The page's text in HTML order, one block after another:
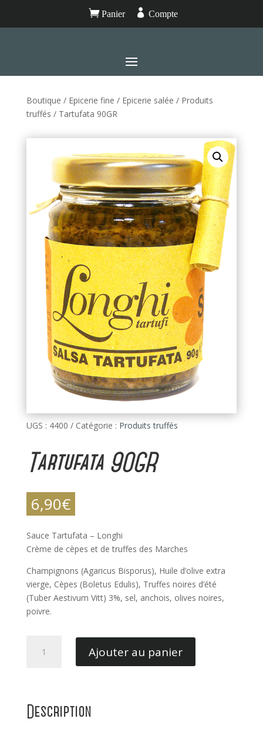
Panier  Compte
Boutique / Epicerie fine / Epicerie salée / Produits
truffés / Tartufata 90GR
UGS : 4400 Catégorie : Produits truffés
Tartufata 90GR
6,90€
Sauce Tartufata – Longhi
Crème de cèpes et de truffes des Marches
Champignons (Agaricus Bisporus), Huile d’olive extra
vierge, Cèpes (Boletus Edulis), Truffes noires d’été
(Tuber Aestivum Vitt) 3%, sel, anchois, olives noires,
poivre.
Ajouter au panier
Description